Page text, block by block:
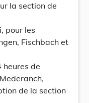
la section de
pour les
Fischbach et
heures de
de la section